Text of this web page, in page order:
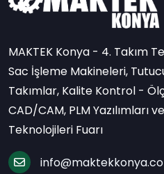
MAKTEK Konya - 4. Takım
Sac İşleme Makineleri,
Takımlar, Kalite Kontrol -
CAD/CAM, PLM Yazılımları
Teknolojileri Fuarı